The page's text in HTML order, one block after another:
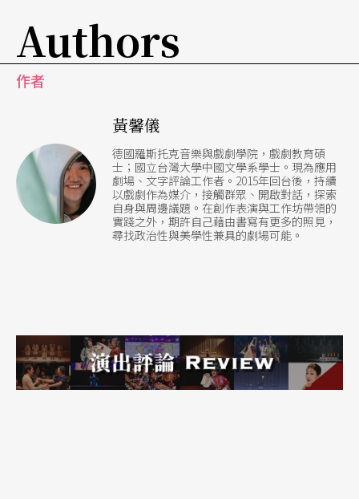
館通力所籌備的資源，再集結台灣、韓國和馬來西
亞的人力，最後才能在首爾演出。
製作後，確認了這個題目。韓國劇場自己一直都沒
做，而歐美劇場主導的提案與創作接連實現——可
以談光州事件、可以談反美，但還沒有人直接談脫
北者？！
計畫》、回到吉隆坡時，跟她走在街頭，看到某些
殘痕、線索，或是人群的聚集，這可能導引了我如
Authors
作者
黃馨儀
德國羅斯托克音樂與戲劇學院，戲劇教育碩
士；國立台灣大學中國文學系學士。現為應用
劇場、文字評論工作者。2015年回台後，持續
以戲劇作為媒介，接觸群眾、開啟對話，探索
自身與周邊議題。在創作表演與工作坊帶領的
實踐之外，期許自己藉由書寫有更多的照見，
尋找政治性與美學性兼具的劇場可能。